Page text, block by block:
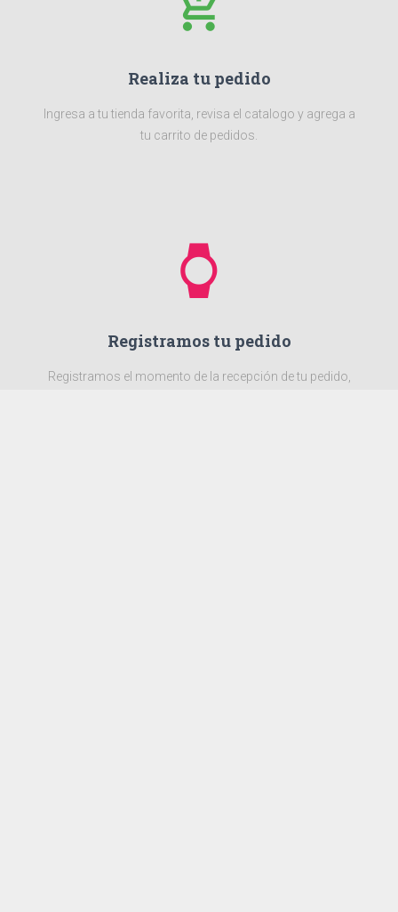
Realiza tu pedido
Ingresa a tu tienda favorita, revisa el catalogo y agrega a
tu carrito de pedidos.
watch
Registramos tu pedido
Registramos el momento de la recepción de tu pedido,